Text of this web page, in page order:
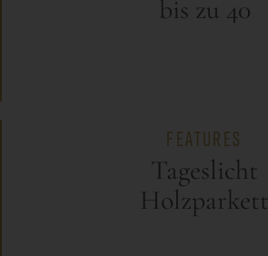
bis zu 40
FEATURES
Tageslicht
Holzparkett